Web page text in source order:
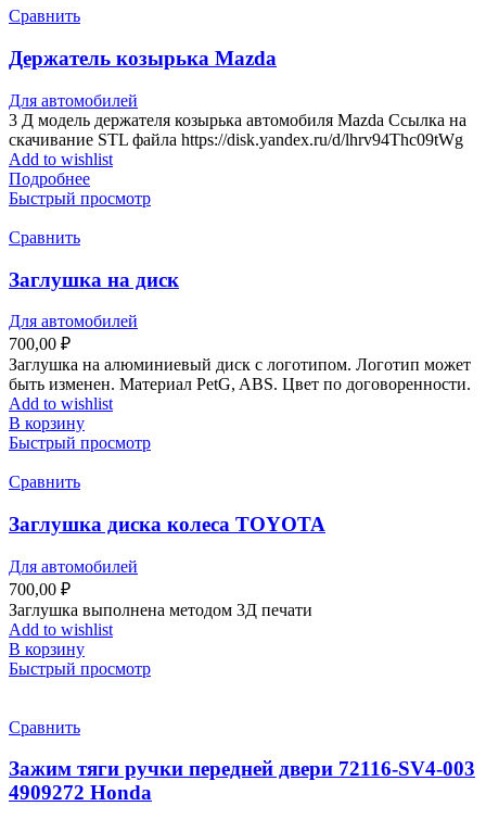
Сравнить
Держатель козырька Mazda
Для автомобилей
3 Д модель держателя козырька автомобиля Mazda Ссылка на
скачивание STL файла https://disk.yandex.ru/d/lhrv94Thc09tWg
Add to wishlist
Подробнее
Быстрый просмотр
Сравнить
Заглушка на диск
Для автомобилей
700,00 ₽
Заглушка на алюминиевый диск с логотипом. Логотип может
быть изменен. Материал PetG, ABS. Цвет по договоренности.
Add to wishlist
В корзину
Быстрый просмотр
Сравнить
Заглушка диска колеса TOYOTA
Для автомобилей
700,00 ₽
Заглушка выполнена методом 3Д печати
Add to wishlist
В корзину
Быстрый просмотр
Сравнить
Зажим тяги ручки передней двери 72116-SV4-003
4909272 Honda